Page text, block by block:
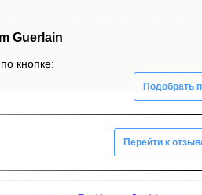
Guerlain
кнопке:
Подобрать
Перейти к